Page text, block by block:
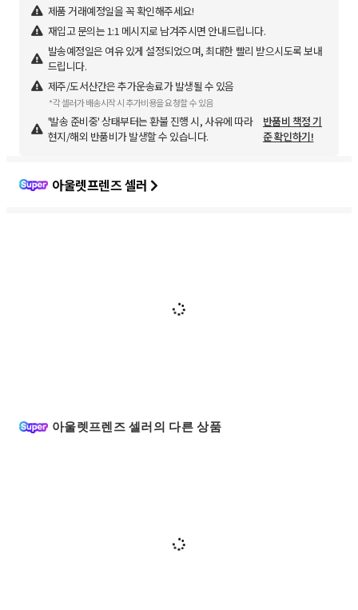
제품 거래예정일을 꼭 확인해주세요!
재입고 문의는 1:1 메시지로 남겨주시면 안내드립니다.
발송예정일은 여유 있게 설정되었으며, 최대한 빨리 받으시도록 보내
드립니다.
제주/도서산간은 추가운송료가 발생될 수 있음
*각 셀러가 배송시작 시 추가비용을 요청할 수 있음
'발송 준비중' 상태부터는 환불 진행 시, 사유에 따라
현지/해외 반품비가 발생할 수 있습니다.
반품비 책정 기
준 확인하기!
아울렛프렌즈 셀러
아울렛프렌즈 셀러의 다른 상품